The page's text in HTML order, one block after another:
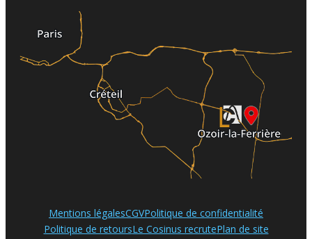
Mentions légalesCGVPolitique de confidentialité
Politique de retoursLe Cosinus recrutePlan de site